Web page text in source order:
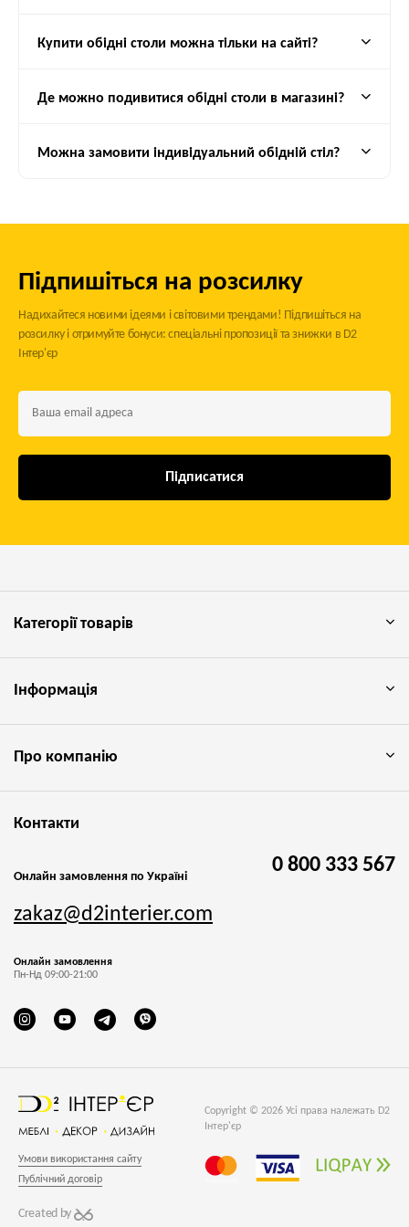
меблі у нас і створюйте ідеальний інтер’єр у своєму домі.
Купити обідні столи можна тільки на сайті?
Де можно подивитися обідні столи в магазині?
Можна замовити індивідуальний обідній стіл?
Підпишіться на розсилку
Надихайтеся новими ідеями і світовими трендами! Підпишіться на
розсилку і отримуйте бонуси: спеціальні пропозиції та знижки в D2
Інтер'єр
Підписатися
Copyright © 2026 Усі права належать D2
Інтер'єр
Умови використання сайту
Публічний договір
Created by
Категорії товарів
Інформація
Про компанію
Контакти
Онлайн замовлення по Україні
0 800 333 567
zakaz@d2interier.com
Онлайн замовлення
Пн-Нд 09:00-21:00